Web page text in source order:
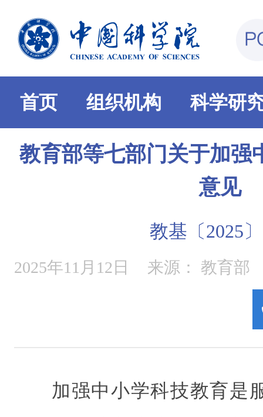
首页 组织机构 科学研
教育部等七部门关于加强
意见
教基〔2025
2025年11月12日 来源： 教育部
加强中小学科技教育是